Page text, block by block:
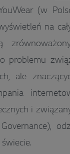
(w
na
problemu
ale
i